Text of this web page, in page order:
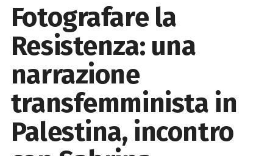
Fotografare la
Resistenza: una
narrazione
transfemminista in
Palestina, incontro